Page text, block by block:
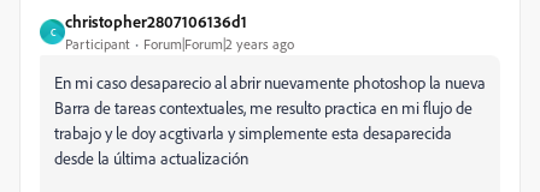
C
christopher2807106136d1
Participant Forum|Forum|2 years ago
En mi caso desaparecio al abrir nuevamente photoshop la nueva
Barra de tareas contextuales, me resulto practica en mi flujo de
trabajo y le doy acgtivarla y simplemente esta desaparecida
desde la última actualización